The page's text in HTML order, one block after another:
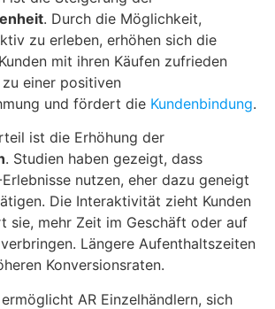
. Durch die Möglichkeit,
zu erleben, erhöhen sich die
mit ihren Käufen zufrieden
einer positiven
und fördert die Kundenbindung.
ist die Erhöhung der
. Studien haben gezeigt, dass
Erlebnisse nutzen, eher dazu geneigt
Die Interaktivität zieht Kunden
sie, mehr Zeit im Geschäft oder auf
Längere Aufenthaltszeiten
Konversionsraten.
AR Einzelhändlern, sich